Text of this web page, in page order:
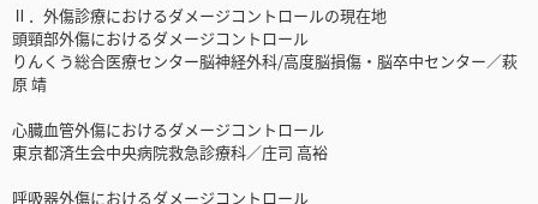
Ⅱ．外傷診療におけるダメージコントロールの現在地
頭頸部外傷におけるダメージコントロール
りんくう総合医療センター脳神経外科/高度脳損傷・脳卒中センター／萩
原 靖
心臓血管外傷におけるダメージコントロール
東京都済生会中央病院救急診療科／庄司 高裕
呼吸器外傷におけるダメージコントロール